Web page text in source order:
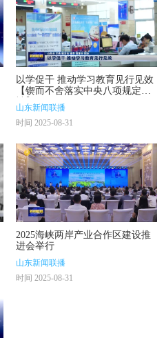
以学促干 推动学习教育见行见效
【锲而不舍落实中央八项规定精
神】
山东新闻联播
时间 2025-08-31
2025海峡两岸产业合作区建设推
进会举行
山东新闻联播
时间 2025-08-31